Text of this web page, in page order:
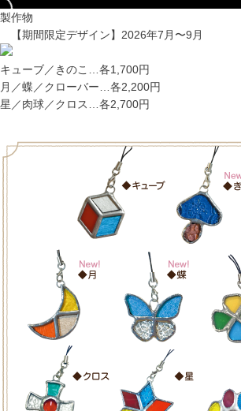
製作物
【期間限定デザイン】2026年7月〜9月
キューブ／きのこ …各1,700円
月／蝶／クローバー…各2,200円
星／肉球／クロス …各2,700円